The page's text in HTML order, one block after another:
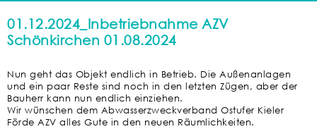
01.12.2024_Inbetriebnahme AZV
Schönkirchen 01.08.2024
Nun geht das Objekt endlich in Betrieb. Die Außenanlagen
und ein paar Reste sind noch in den letzten Zügen, aber der
Bauherr kann nun endlich einziehen.
Wir wünschen dem Abwasserzweckverband Ostufer Kieler
Förde AZV alles Gute in den neuen Räumlichkeiten.